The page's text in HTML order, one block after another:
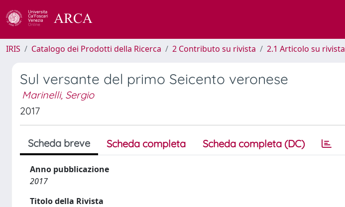
IRIS Catalogo dei Prodotti della Ricerca 2 Contributo su rivista 2.1 Articolo su rivista
Sul versante del primo Seicento veronese
Marinelli, Sergio
2017
Scheda breve Scheda completa Scheda completa (DC)
Anno pubblicazione
2017
Titolo della Rivista